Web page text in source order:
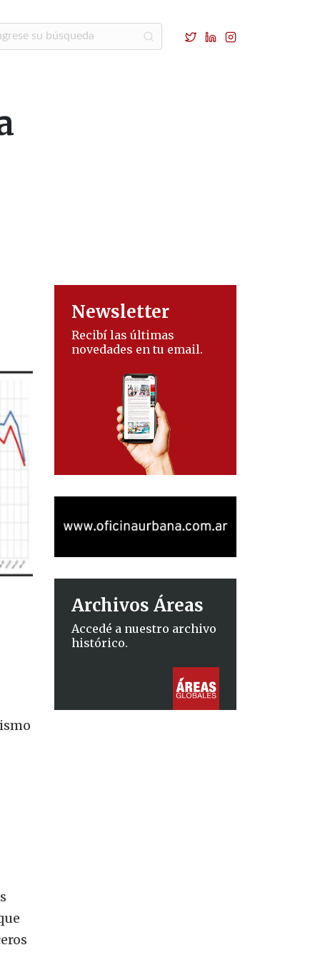
Newsletter
Recibí las últimas
novedades en tu email.
Archivos Áreas
Accedé a nuestro archivo
histórico.